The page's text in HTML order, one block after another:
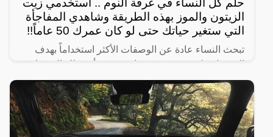
الزيتون والموز بهذه الطريقة وشاهدي المفاجأة
التي ستغير حياتك حتى لو كان عمرك 50 عاماً!!
تبحث النساء عادة عن الوصفات الأكثر استخداماً بهدف
الحصول على شعر صحي وناعم، ومن أبرز تلك الوصفات
الخاصة بالبشرة والجسم للحصول على أفضل نتيجة خلال
فترة قصيرة،